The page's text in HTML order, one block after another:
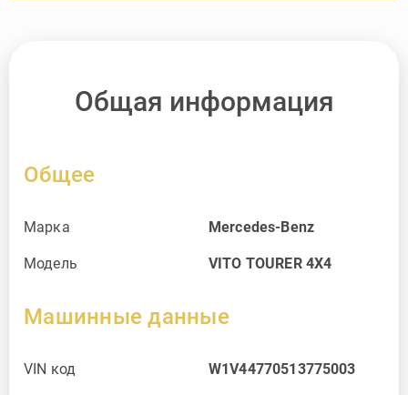
Общая информация
Общее
Марка Mercedes-Benz
Модель VITO TOURER 4X4
Машинные данные
VIN код W1V44770513775003